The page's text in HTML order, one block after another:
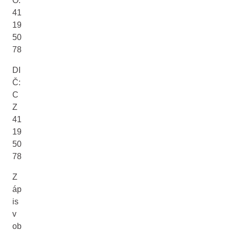
41
19
50
78
DI
Č:
C
Z
41
19
50
78
Z
áp
is
v
ob